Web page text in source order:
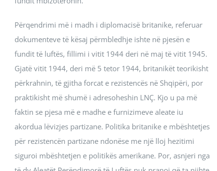
Përqendrimi më i madh i diplomacisë britanike, referuar
dokumenteve të kësaj përmbledhje ishte në pjesën e
fundit të luftës, fillimi i vitit 1944 deri në maj të vitit 1945.
Gjatë vitit 1944, deri më 5 tetor 1944, britanikët teorikisht
përkrahnin, të gjitha forcat e rezistencës në Shqipëri, por
praktikisht më shumë i adresoheshin LNÇ. Kjo u pa më
faktin se pjesa më e madhe e furnizimeve aleate iu
akordua lëvizjes partizane. Politika britanike e mbështetjes
për rezistencën partizane ndonëse me një lloj hezitimi
siguroi mbështetjen e politikës amerikane. Por, asnjeri nga